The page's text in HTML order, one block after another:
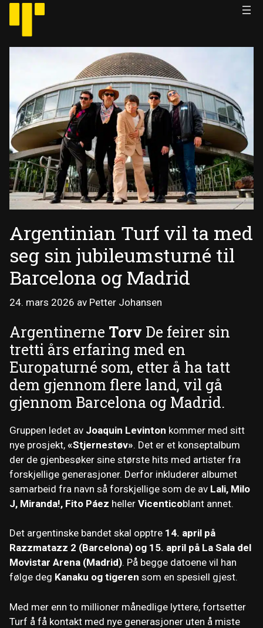
Hopp
innhold
Argentinian Turf vil ta med
seg sin jubileumsturné til
Barcelona og Madrid
24. mars 2026 av Petter Johansen
Argentinerne Torv De feirer sin
tretti års erfaring med en
Europaturné som, etter å ha tatt
dem gjennom flere land, vil gå
gjennom Barcelona og Madrid.
Gruppen ledet av Joaquin Levinton kommer med sitt
nye prosjekt, «Stjernestøv». Det er et konseptalbum
der de gjenbesøker sine største hits med artister fra
forskjellige generasjoner. Derfor inkluderer albumet
samarbeid fra navn så forskjellige som de av Lali, Milo
J, Miranda!, Fito Páez heller Vicenticoblant annet.
Det argentinske bandet skal opptre 14. april på
Razzmatazz 2 (Barcelona) og 15. april på La Sala del
Movistar Arena (Madrid). På begge datoene vil han
følge deg Kanaku og tigeren som en spesiell gjest.
Med mer enn to millioner månedlige lyttere, fortsetter
Turf å få kontakt med nye generasjoner uten å miste